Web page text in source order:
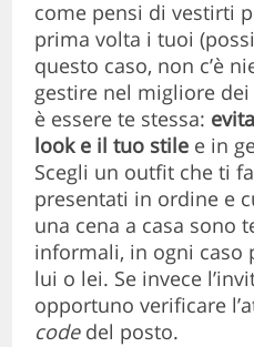
come pensi di vestirti
prima volta i tuoi
questo caso, non c’è
gestire nel migliore
è essere te stessa:
look e il tuo stile e in
Scegli un outfit che ti
presentati in ordine e
una cena a casa sono
informali, in ogni caso
lui o lei. Se invece
opportuno verificare
codedel posto.